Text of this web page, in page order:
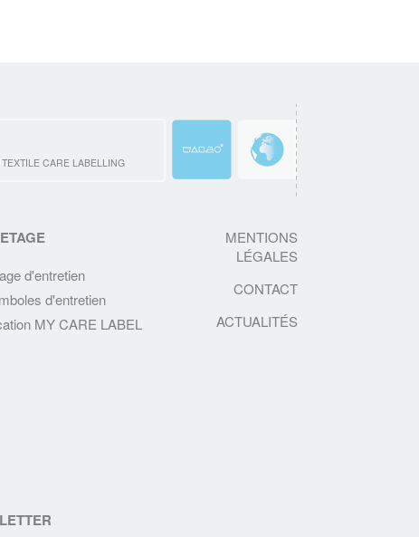
principales évolutions.
EN SAVOIR PLUS
Textile & Fashion Care Awards 2023: Les
textile de demain
LA CHARTE SUR LE NETTOYAGE
DURABLE
ressort de ce baromètre: la durabilité des
CARE LABELLING
d'entretien
d'entretien
MY CARE LABEL
MENTIONS
LÉGALES
CONTACT
ACTUALITÉS